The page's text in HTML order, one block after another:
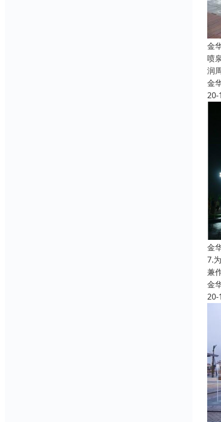
金
喷
润
金
20-
金
7.
兼
金
20-